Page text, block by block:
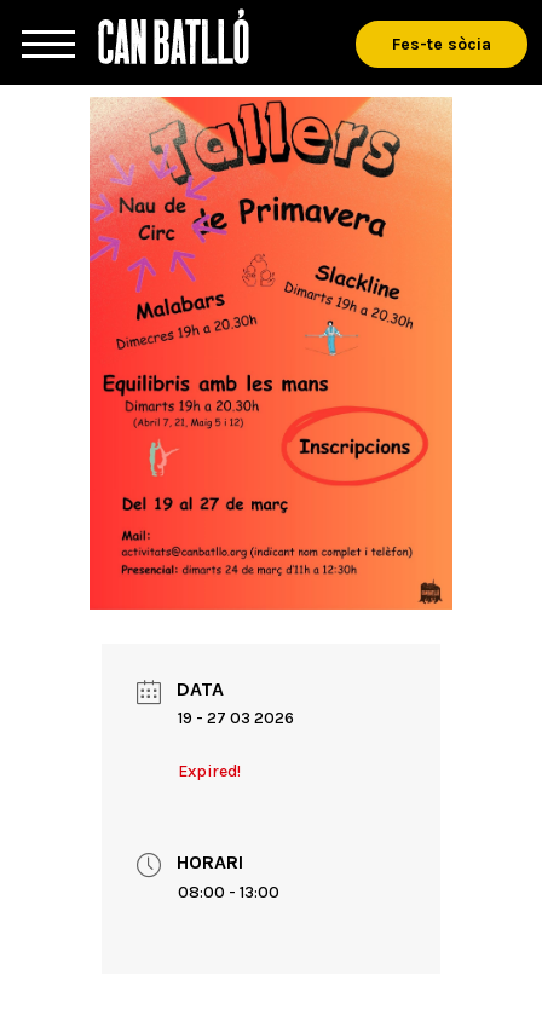
Fes-te sòcia
DATA
19 - 27 03 2026
Expired!
HORARI
08:00 - 13:00